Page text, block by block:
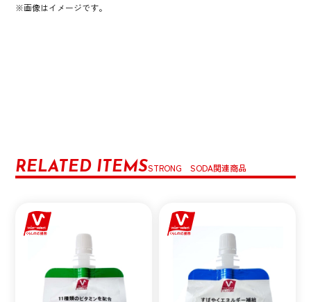
画像はイメージです。
RELATED ITEMSSTRONG SODA関連商品